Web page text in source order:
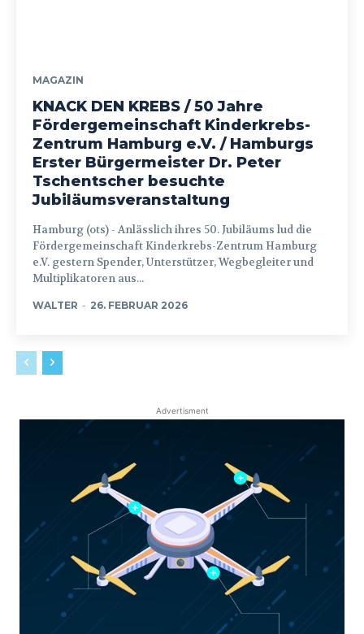
MAGAZIN
KNACK DEN KREBS / 50 Jahre
Fördergemeinschaft Kinderkrebs-
Zentrum Hamburg e.V. / Hamburgs
Erster Bürgermeister Dr. Peter
Tschentscher besuchte
Jubiläumsveranstaltung
Hamburg (ots) - Anlässlich ihres 50. Jubiläums lud die
Fördergemeinschaft Kinderkrebs-Zentrum Hamburg
e.V. gestern Spender, Unterstützer, Wegbegleiter und
Multiplikatoren aus...
WALTER - 26. FEBRUAR 2026
Advertisment